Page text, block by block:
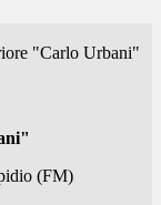
"Carlo Urbani"
(FM)